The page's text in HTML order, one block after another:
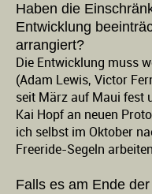
Haben die
Entwicklung
arrangiert?
Die Entwicklung muss
(Adam Lewis, Victor
seit März auf Maui fest
Kai Hopf an neuen
ich selbst im Oktober
Freeride-Segeln
Falls es am Ende